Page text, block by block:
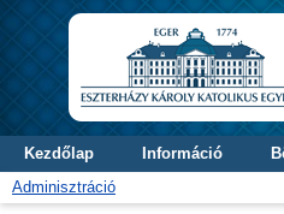
Kezdőlap Információ
Adminisztráció